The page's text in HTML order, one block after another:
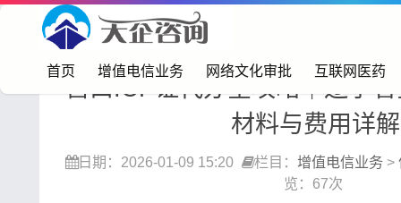
首页 增值电信业务 网络文化审批 互联网医药
首页> 增值电信业务 信息服务业务（icp）
营口ICP证代办全攻略｜辽宁
材料与费用详解
日期：2026-01-09 15:20 栏目： 增值电信业务>
览：67次